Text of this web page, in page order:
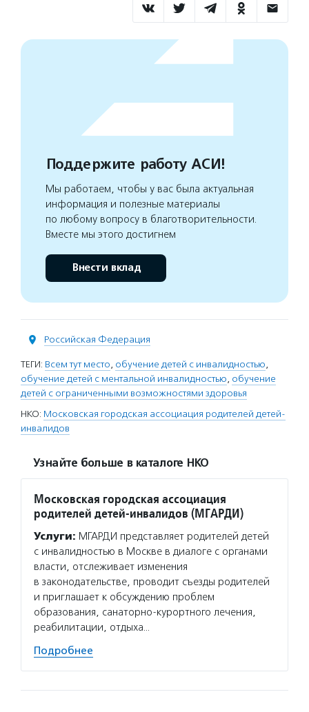
Поддержите работу АСИ!
Мы работаем, чтобы у вас была актуальная
информация и полезные материалы
по любому вопросу в благотворительности.
Вместе мы этого достигнем
Внести вклад
Российская Федерация
ТЕГИ: Всем тут место, обучение детей с инвалидностью,
обучение детей с ментальной инвалидностью, обучение
детей с ограниченными возможностями здоровья
НКО: Московская городская ассоциация родителей детей-
инвалидов
Узнайте больше в каталоге НКО
Московская городская ассоциация
родителей детей-инвалидов (МГАРДИ)
Услуги: МГАРДИ представляет родителей детей
с инвалидностью в Москве в диалоге с органами
власти, отслеживает изменения
в законодательстве, проводит съезды родителей
и приглашает к обсуждению проблем
образования, санаторно-курортного лечения,
реабилитации, отдыха…
Подробнее